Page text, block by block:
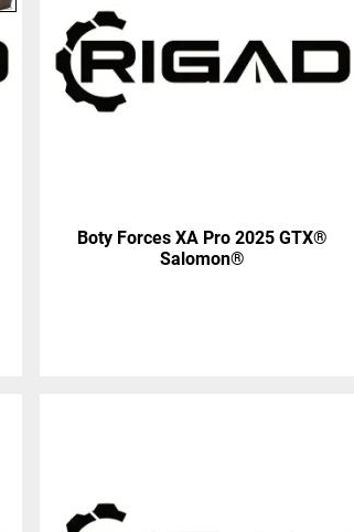
Boty Forces XA Pro 2025 GTX®
Salomon®